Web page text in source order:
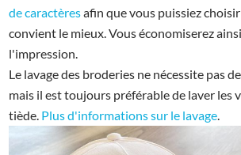
de caractèresafin que vous puissiez
convient le mieux. Vous économiserez
l'impression.
Le lavage des broderies ne nécessite pas
mais il est toujours préférable de laver les
tiède. Plus d'informations sur le lavage